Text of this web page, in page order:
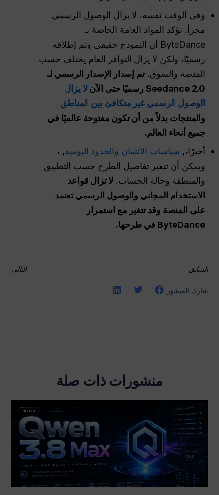
وفي الوقت نفسه، لا يزال الوصول الرسمي
مجزأ. تؤكد المواد العامة الخاصة بـ
ByteDance أن النموذج حقيقي وتم إطلاقه
رسميًا، ولكن لا يزال التوافر العام يختلف حسب
المنصة والسوق.تم إصدار الإصدار الرسمي لـ
Seedance 2.0 رسميًا حتى الآن
لا يزال
الوصول الرسمي غير متكافئ بين المناطق
والمنتجات بدلاً من أن تكون مفتوحة عالميًا في
جميع أنحاء العالم.
أخيرًا،, سياسات الائتمان والحدود اليومية, ،
ويمكن أن تتغير تفاصيل الطرح حسب التطبيق
والمنطقة وحالة الحساب. لا تزال قواعد
الاستخدام المجاني والوصول الرسمي تعتمد
على المنصة وقد تتغير مع استمرار
ByteDance في طرحها.
السابق التالي
شارك المنشور:
منشورات ذات صلة